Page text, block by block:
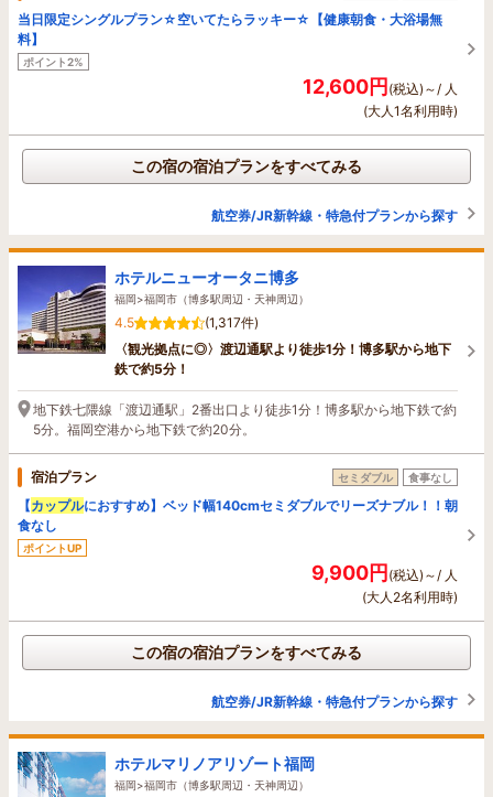
当日限定シングルプラン☆空いてたらラッキー☆【健康朝食・大浴場無
料】
ポイント2%
12,600円(税込)～/ 人
(大人1名利用時)
この宿の宿泊プランをすべてみる
航空券/JR新幹線・特急付プランから探す
ホテルニューオータニ博多
福岡>福岡市（博多駅周辺・天神周辺）
4.5
(1,317件)
〈観光拠点に◎〉渡辺通駅より徒歩1分！博多駅から地下
鉄で約5分！
地下鉄七隈線「渡辺通駅」2番出口より徒歩1分！博多駅から地下鉄で約
5分。福岡空港から地下鉄で約20分。
宿泊プラン セミダブル 食事なし
【カップルにおすすめ】ベッド幅140cmセミダブルでリーズナブル！！朝
食なし
ポイントUP
9,900円(税込)～/ 人
(大人2名利用時)
この宿の宿泊プランをすべてみる
航空券/JR新幹線・特急付プランから探す
ホテルマリノアリゾート福岡
福岡>福岡市（博多駅周辺・天神周辺）